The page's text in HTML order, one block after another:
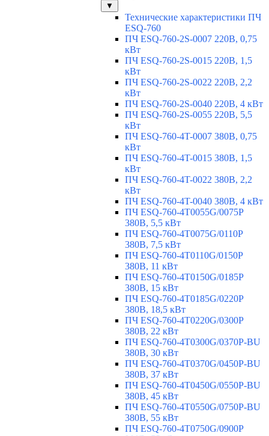
▼
Технические характеристики ПЧ
ESQ-760
ПЧ ESQ-760-2S-0007 220В, 0,75
кВт
ПЧ ESQ-760-2S-0015 220В, 1,5
кВт
ПЧ ESQ-760-2S-0022 220В, 2,2
кВт
ПЧ ESQ-760-2S-0040 220В, 4 кВт
ПЧ ESQ-760-2S-0055 220В, 5,5
кВт
ПЧ ESQ-760-4T-0007 380В, 0,75
кВт
ПЧ ESQ-760-4T-0015 380В, 1,5
кВт
ПЧ ESQ-760-4T-0022 380В, 2,2
кВт
ПЧ ESQ-760-4T-0040 380В, 4 кВт
ПЧ ESQ-760-4T0055G/0075P
380В, 5,5 кВт
ПЧ ESQ-760-4T0075G/0110P
380В, 7,5 кВт
ПЧ ESQ-760-4T0110G/0150P
380В, 11 кВт
ПЧ ESQ-760-4T0150G/0185P
380В, 15 кВт
ПЧ ESQ-760-4T0185G/0220P
380В, 18,5 кВт
ПЧ ESQ-760-4T0220G/0300P
380В, 22 кВт
ПЧ ESQ-760-4T0300G/0370P-BU
380В, 30 кВт
ПЧ ESQ-760-4T0370G/0450P-BU
380В, 37 кВт
ПЧ ESQ-760-4T0450G/0550P-BU
380В, 45 кВт
ПЧ ESQ-760-4T0550G/0750P-BU
380В, 55 кВт
ПЧ ESQ-760-4T0750G/0900P